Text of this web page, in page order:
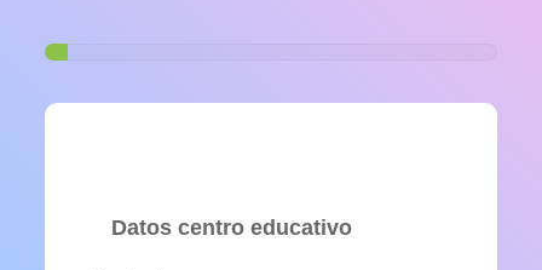
Datos centro educativo